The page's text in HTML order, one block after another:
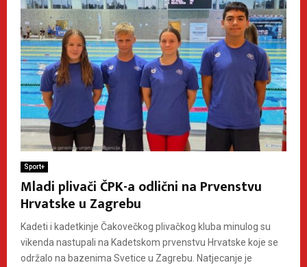
Sport+
Mladi plivači ČPK-a odlični na Prvenstvu
Hrvatske u Zagrebu
Kadeti i kadetkinje Čakovečkog plivačkog kluba minulog su
vikenda nastupali na Kadetskom prvenstvu Hrvatske koje se
održalo na bazenima Svetice u Zagrebu. Natjecanje je